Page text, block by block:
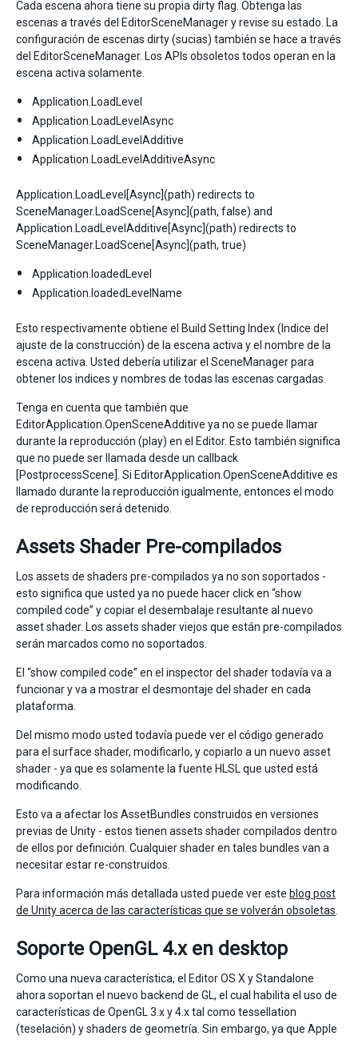
Cada escena ahora tiene su propia dirty flag. Obtenga las
escenas a través del EditorSceneManager y revise su estado. La
configuración de escenas dirty (sucias) también se hace a través
del EditorSceneManager. Los APIs obsoletos todos operan en la
escena activa solamente.
Application.LoadLevel
Application.LoadLevelAsync
Application.LoadLevelAdditive
Application.LoadLevelAdditiveAsync
Application.LoadLevel[Async](path) redirects to
SceneManager.LoadScene[Async](path, false) and
Application.LoadLevelAdditive[Async](path) redirects to
SceneManager.LoadScene[Async](path, true)
Application.loadedLevel
Application.loadedLevelName
Esto respectivamente obtiene el Build Setting Index (Indice del
ajuste de la construcción) de la escena activa y el nombre de la
escena activa. Usted debería utilizar el SceneManager para
obtener los indices y nombres de todas las escenas cargadas.
Tenga en cuenta que también que
EditorApplication.OpenSceneAdditive ya no se puede llamar
durante la reproducción (play) en el Editor. Esto también significa
que no puede ser llamada desde un callback
[PostprocessScene]. Si EditorApplication.OpenSceneAdditive es
llamado durante la reproducción igualmente, entonces el modo
de reproducción será detenido.
Assets Shader Pre-compilados
Los assets de shaders pre-compilados ya no son soportados -
esto significa que usted ya no puede hacer click en “show
compiled code” y copiar el desembalaje resultante al nuevo
asset shader. Los assets shader viejos que están pre-compilados
serán marcados como no soportados.
El “show compiled code” en el inspector del shader todavía va a
funcionar y va a mostrar el desmontaje del shader en cada
plataforma.
Del mismo modo usted todavía puede ver el código generado
para el surface shader, modificarlo, y copiarlo a un nuevo asset
shader - ya que es solamente la fuente HLSL que usted está
modificando.
Esto va a afectar los AssetBundles construidos en versiones
previas de Unity - estos tienen assets shader compilados dentro
de ellos por definición. Cualquier shader en tales bundles van a
necesitar estar re-construidos.
Para información más detallada usted puede ver este blog post
de Unity acerca de las características que se volverán obsoletas
Soporte OpenGL 4.x en desktop
Como una nueva característica, el Editor OS X y Standalone
ahora soportan el nuevo backend de GL, el cual habilita el uso de
características de OpenGL 3.x y 4.x tal como tessellation
(teselación) y shaders de geometría. Sin embargo, ya que Apple